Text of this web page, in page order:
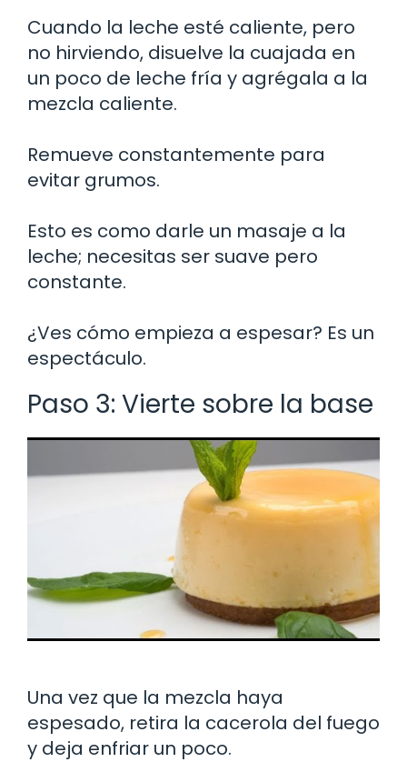
Cuando la leche esté caliente, pero
no hirviendo, disuelve la cuajada en
un poco de leche fría y agrégala a la
mezcla caliente.
Remueve constantemente para
evitar grumos.
Esto es como darle un masaje a la
leche; necesitas ser suave pero
constante.
¿Ves cómo empieza a espesar? Es un
espectáculo.
Paso 3: Vierte sobre la base
Una vez que la mezcla haya
espesado, retira la cacerola del fuego
y deja enfriar un poco.